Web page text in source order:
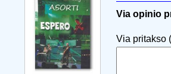
Via opinio
Via pritakso